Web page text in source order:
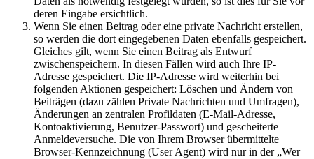
deren Eingabe ersichtlich.
Wenn Sie einen Beitrag oder eine private Nachricht erstellen,
so werden die dort eingegebenen Daten ebenfalls gespeichert.
Gleiches gilt, wenn Sie einen Beitrag als Entwurf
zwischenspeichern. In diesen Fällen wird auch Ihre IP-
Adresse gespeichert. Die IP-Adresse wird weiterhin bei
folgenden Aktionen gespeichert: Löschen und Ändern von
Beiträgen (dazu zählen Private Nachrichten und Umfragen),
Änderungen an zentralen Profildaten (E-Mail-Adresse,
Kontoaktivierung, Benutzer-Passwort) und gescheiterte
Anmeldeversuche. Die von Ihrem Browser übermittelte
Browser-Kennzeichnung (User Agent) wird nur in der „Wer